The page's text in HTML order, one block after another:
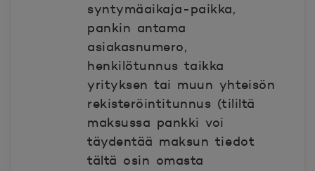
syntymäaikaja-paikka,
pankin antama
asiakasnumero,
henkilötunnus taikka
yrityksen tai muun yhteisön
rekisteröintitunnus (tililtä
maksussa pankki voi
täydentää maksun tiedot
tältä osin omasta